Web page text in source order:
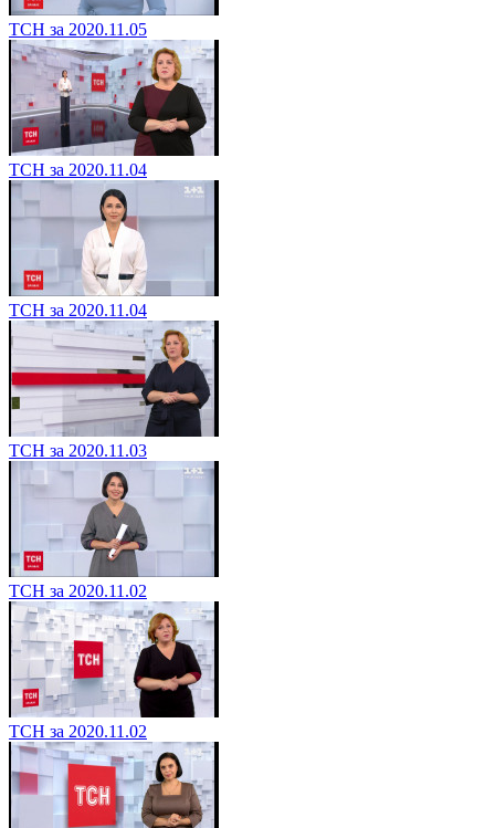
ТСН за 2020.11.05
ТСН за 2020.11.04
ТСН за 2020.11.04
ТСН за 2020.11.03
ТСН за 2020.11.02
ТСН за 2020.11.02